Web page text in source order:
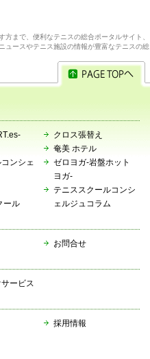
まで、便利なテニスの総合ポータルサイト、
ュースやテニス施設の情報が豊富なテニスの総
ンシェ
ール
クロス張替え
奄美 ホテル
ゼロヨガ-岩盤ホット
ヨガ-
テニススクールコンシ
ェルジュコラム
お問合せ
ービス
採用情報